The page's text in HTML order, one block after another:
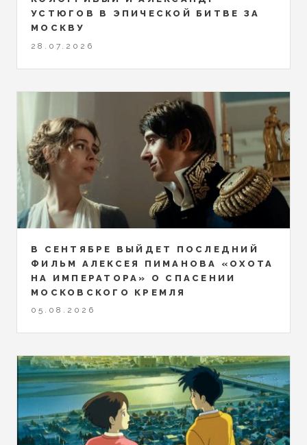
УСТЮГОВ В ЭПИЧЕСКОЙ БИТВЕ ЗА
МОСКВУ
28.07.2026
В СЕНТЯБРЕ ВЫЙДЕТ ПОСЛЕДНИЙ
ФИЛЬМ АЛЕКСЕЯ ПИМАНОВА «ОХОТА
НА ИМПЕРАТОРА» О СПАСЕНИИ
МОСКОВСКОГО КРЕМЛЯ
05.08.2026